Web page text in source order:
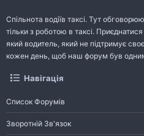
Спільнота водіїв таксі. Тут
тільки з роботою в таксі.
який водитель, який не підтримує
кожен день, щоб наш форум був
Навігація
Список Форумів
Зворотній Зв'язок